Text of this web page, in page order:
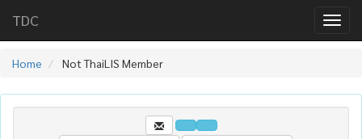
TDC
Home Not ThaiLIS Member